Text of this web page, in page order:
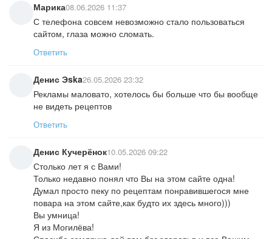
Марика08.06.2026 11:37
С телефона совсем невозможно стало пользоваться
сайтом, глаза можно сломать.
Ответить
Денис Эska26.05.2026 23:32
Рекламы маловато, хотелось бы больше что бы вообще
не видеть рецептов
Ответить
Денис Кучерёнок10.05.2026 09:22
Столько лет я с Вами!
Только недавно понял что Вы на этом сайте одна!
Думал просто пеку по рецептам понравившегося мне
повара на этом сайте,как будто их здесь много)))
Вы умница!
Я из Могилёва!